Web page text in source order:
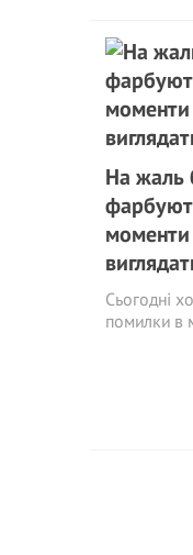
На жаль
Сьогодні
помилки в